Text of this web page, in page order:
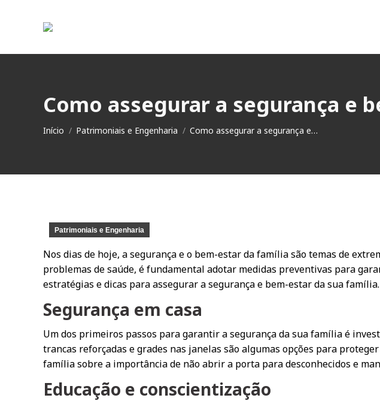
Como assegurar a segurança e
Você está aqui:
Início Patrimoniais e Engenharia Como assegurar a segurança e…
Patrimoniais e Engenharia
Nos dias de hoje, a segurança e o bem-estar da família são temas de
problemas de saúde, é fundamental adotar medidas preventivas para
estratégias e dicas para assegurar a segurança e bem-estar da sua família.
Segurança em casa
Um dos primeiros passos para garantir a segurança da sua família é
trancas reforçadas e grades nas janelas são algumas opções para
família sobre a importância de não abrir a porta para desconhecidos e
Educação e conscientização